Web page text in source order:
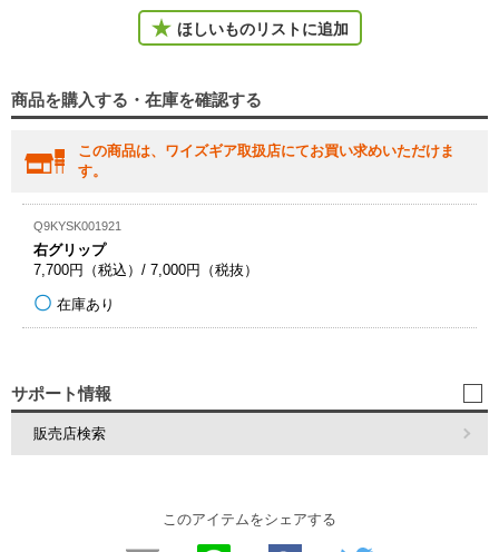
ほしいものリストに追加
商品を購入する・在庫を確認する
この商品は、ワイズギア取扱店にてお買い求めいただけま
す。
Q9KYSK001921
右グリップ
7,700円（税込）/ 7,000円（税抜）
在庫あり
サポート情報
販売店検索
このアイテムをシェアする